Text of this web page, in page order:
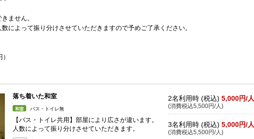
ません。
によって振り分けさせていただきますので予めご了承ください。
落ち着いた和室
和室 バス・トイレ無
【バス・トイレ共用】部屋により広さが違います。
人数によって振り分けさせていただきます。
2名利用時 (税込) 5,000円/人
(消費税込5,500円/人)
3名利用時 (税込) 5,000円/人
(消費税込5,500円/人)